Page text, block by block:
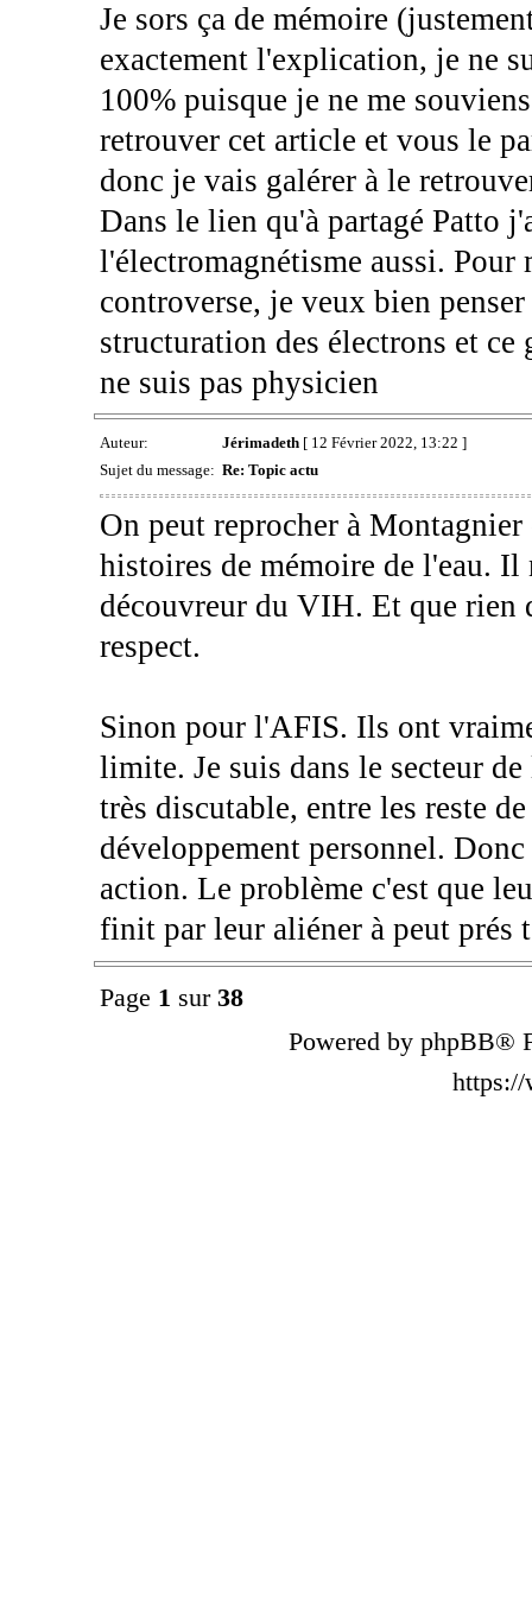
Je sors ça de mémoire
exactement l'explication, je ne
100% puisque je ne me
retrouver cet article et vous le
donc je vais galérer à le
Dans le lien qu'à partagé Patto
l'électromagnétisme aussi.
controverse, je veux bien
structuration des électrons et ce
ne suis pas physicien
Auteur: Jérimadeth[ 12 Février 2022, 13:22 ]
Sujet du message: Re: Topic actu
On peut reprocher à Montagnier
histoires de mémoire de l'eau. Il
découvreur du VIH. Et que rien
respect.
Sinon pour l'AFIS. Ils ont
limite. Je suis dans le secteur
très discutable, entre les reste
développement personnel.
action. Le problème c'est que
finit par leur aliéner à peut prés
Page 1 sur 38
Powered by phpBB®
https://